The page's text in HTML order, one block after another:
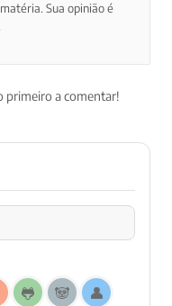
Sua opinião é
primeiro a comentar!
🐸 🐼
👤